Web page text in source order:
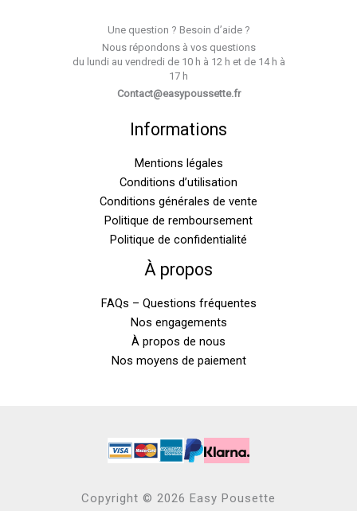
Une question ? Besoin d’aide ?
Nous répondons à vos questions
du lundi au vendredi de 10 h à 12 h et de 14 h à
17 h
Contact@easypoussette.fr
Informations
Mentions légales
Conditions d’utilisation
Conditions générales de vente
Politique de remboursement
Politique de confidentialité
À propos
FAQs – Questions fréquentes
Nos engagements
À propos de nous
Nos moyens de paiement
Copyright © 2026 Easy Pousette